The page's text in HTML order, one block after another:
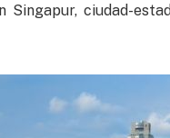
Singapur, ciudad-